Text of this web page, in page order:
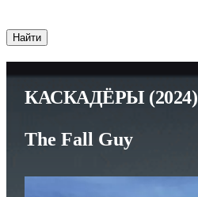
КАСКАДЁРЫ(2024)
The Fall Guy